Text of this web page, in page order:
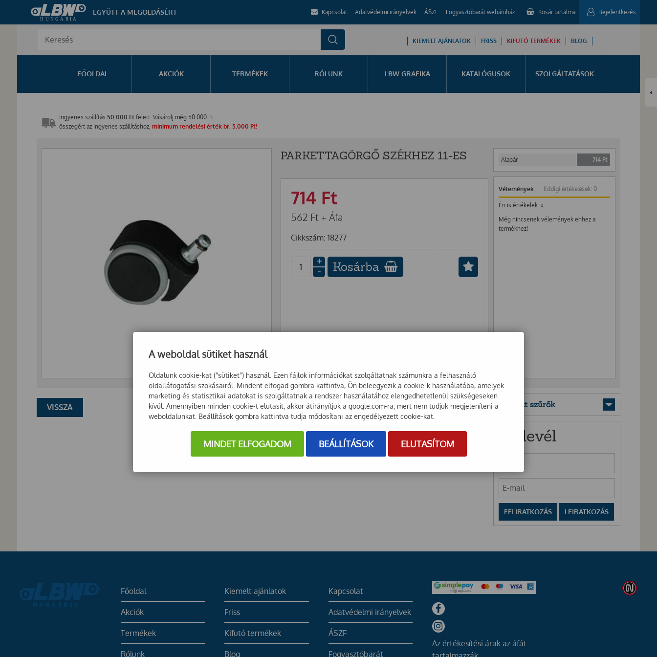
EGYÜTT A MEGOLDÁSÉRT Kapcsolat Adatvédelmi irányelvek ÁSZF Fogyasztóbarát webáruház Kosár tartalma Bejelentkezés
KIEMELT AJÁNLATOK FRISS KIFUTÓ TERMÉKEK BLOG
FŐOLDAL AKCIÓK TERMÉKEK RÓLUNK LBW GRAFIKA KATALÓGUSOK SZOLGÁLTATÁSOK
Ingyenes szállítás 50.000 Ft felett. Vásárolj még 50 000 Ft
összegért az ingyenes szállításhoz, minimum rendelési érték br. 5.000 Ft!
PARKETTAGÖRGŐ SZÉKHEZ 11-ES
714 Ft
562 Ft + Áfa
Cikkszám: 18277
+
-
Kosárba
VISSZA
Alapár 714 Ft
Vélemények Eddigi értékelések: 0
Én is értékelek »
Még nincsenek vélemények ehhez a
termékhez!
Mentett szűrők
Hírlevél
Főoldal
Akciók
Termékek
Rólunk
Kiemelt ajánlatok
Friss
Kifutó termékek
Blog
Kapcsolat
Adatvédelmi irányelvek
ÁSZF
Fogyasztóbarát
Az értékesítési árak az áfát
A weboldal sütiket használ
Oldalunk cookie-kat ("sütiket") használ. Ezen fájlok információkat szolgáltatnak számunkra a felhasználó
oldallátogatási szokásairól. Mindent elfogad gombra kattintva, Ön beleegyezik a cookie-k használatába, amelyek
marketing és statisztikai adatokat is szolgáltatnak a rendszer használatához elengedhetetlenül szükségeseken
kívül. Amennyiben minden cookie-t elutasít, akkor átirányítjuk a google.com-ra, mert nem tudjuk megjeleníteni a
weboldalunkat. Beállítások gombra kattintva tudja módosítani az engedélyezett cookie-kat.
MINDET ELFOGADOM BEÁLLÍTÁSOK ELUTASÍTOM